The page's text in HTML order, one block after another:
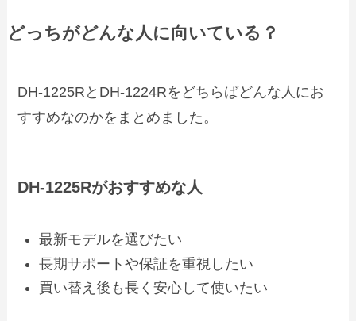
どっちがどんな人に向いている？
DH‑1225RとDH‑1224Rをどちらばどんな人にお
すすめなのかをまとめました。
DH‑1225Rがおすすめな人
最新モデルを選びたい
長期サポートや保証を重視したい
買い替え後も長く安心して使いたい